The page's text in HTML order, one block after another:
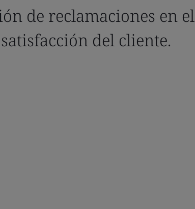
de reclamaciones en el
del cliente.